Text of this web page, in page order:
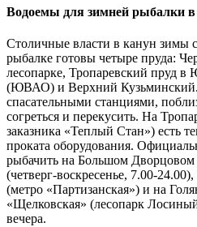
Водоемы для зимней рыбалки в
Столичные власти в канун зимы
рыбалке готовы четыре пруда:
лесопарке, Тропаревский пруд
(ЮВАО) и Верхний
спасательными станциями,
согреться и перекусить. На
заказника «Теплый Стан») есть
проката оборудования.
рыбачить на Большом
(четверг-воскресенье, 7.00-
(метро «Партизанская») и на
«Щелковская» (лесопарк
вечера.